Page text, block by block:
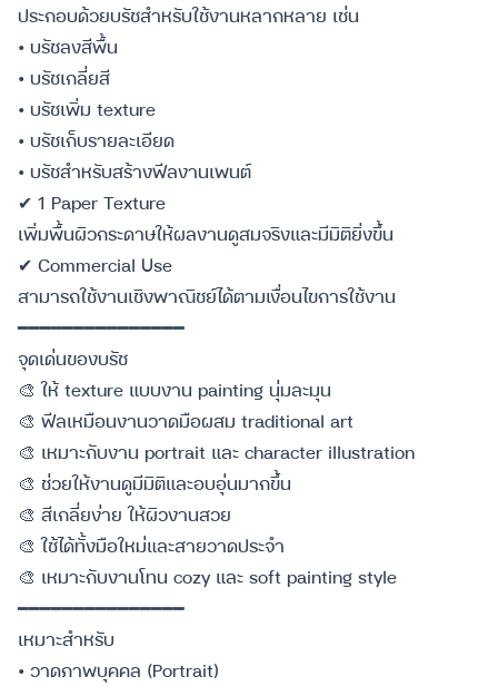
ประกอบด้วยบรัชสำหรับใช้งานหลากหลาย เช่น
• บรัชลงสีพื้น
• บรัชเกลี่ยสี
• บรัชเพิ่ม texture
• บรัชเก็บรายละเอียด
• บรัชสำหรับสร้างฟีลงานเพนต์
✔ 1 Paper Texture
เพิ่มพื้นผิวกระดาษให้ผลงานดูสมจริงและมีมิติยิ่งขึ้น
✔ Commercial Use
สามารถใช้งานเชิงพาณิชย์ได้ตามเงื่อนไขการใช้งาน
━━━━━━━━━━━━━━━
จุดเด่นของบรัช
🎨 ให้ texture แบบงาน painting นุ่มละมุน
🎨 ฟีลเหมือนงานวาดมือผสม traditional art
🎨 เหมาะกับงาน portrait และ character illustration
🎨 ช่วยให้งานดูมีมิติและอบอุ่นมากขึ้น
🎨 สีเกลี่ยง่าย ให้ผิวงานสวย
🎨 ใช้ได้ทั้งมือใหม่และสายวาดประจำ
🎨 เหมาะกับงานโทน cozy และ soft painting style
━━━━━━━━━━━━━━━
เหมาะสำหรับ
• วาดภาพบุคคล (Portrait)